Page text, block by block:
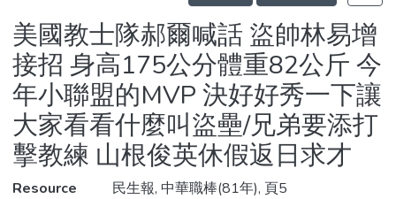
Statistics
美國教士隊郝爾喊話 盜帥林易增
接招 身高175公分體重82公斤 今
年小聯盟的MVP 決好好秀一下讓
大家看看什麼叫盜壘/兄弟要添打
擊教練 山根俊英休假返日求才
Resource
民生報, 中華職棒(81年), 頁5